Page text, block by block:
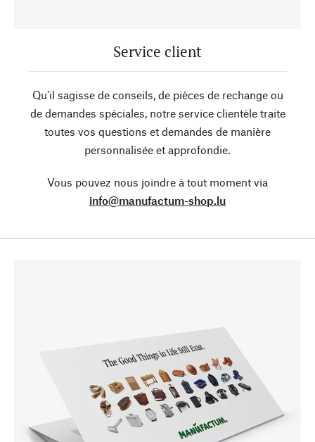
Service client
Qu’il sagisse de conseils, de pièces de rechange ou
de demandes spéciales, notre service clientèle traite
toutes vos questions et demandes de manière
personnalisée et approfondie.
Vous pouvez nous joindre à tout moment via
info@manufactum-shop.lu